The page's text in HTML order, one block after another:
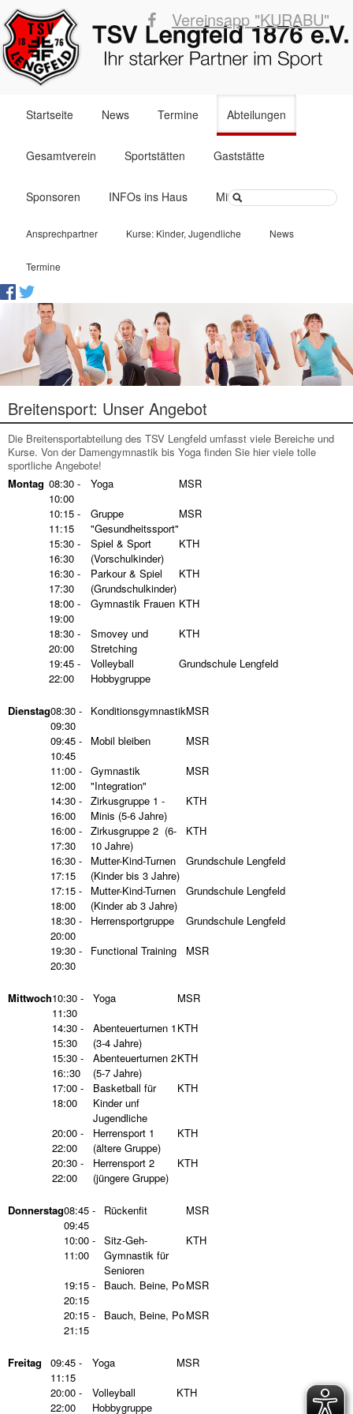
Vereinsapp "KURABU"
überspringen
Startseite News Termine Abteilungen
Gesamtverein Sportstätten Gaststätte
Sponsoren INFOs ins Haus Mitglied werden
Suchbegriffe
überspringen
Ansprechpartner Kurse: Kinder, Jugendliche News
Termine
Breitensport: Unser Angebot
Die Breitensportabteilung des TSV Lengfeld umfasst viele Bereiche und
Kurse. Von der Damengymnastik bis Yoga finden Sie hier viele tolle
sportliche Angebote!
Montag 08:30 -
10:00
Yoga
MSR
10:15 -
11:15
Gruppe
"Gesundheitssport"
MSR
15:30 -
16:30
Spiel & Sport
(Vorschulkinder)
KTH
16:30 -
17:30
Parkour & Spiel
(Grundschulkinder)
KTH
18:00 -
19:00
Gymnastik Frauen KTH
18:30 -
20:00
Smovey und
Stretching
KTH
19:45 -
22:00
Volleyball
Hobbygruppe
Grundschule Lengfeld
Dienstag08:30 -
09:30
KonditionsgymnastikMSR
09:45 -
10:45
Mobil bleiben
MSR
11:00 -
12:00
Gymnastik
"Integration"
MSR
14:30 -
16:00
Zirkusgruppe 1 -
Minis (5-6 Jahre)
KTH
16:00 -
17:30
Zirkusgruppe 2 (6-
10 Jahre)
KTH
16:30 -
17:15
Mutter-Kind-Turnen
(Kinder bis 3 Jahre)
Grundschule Lengfeld
17:15 -
18:00
Mutter-Kind-Turnen
(Kinder ab 3 Jahre)
Grundschule Lengfeld
18:30 -
20:00
Herrensportgruppe
Grundschule Lengfeld
19:30 -
20:30
Functional Training MSR
Mittwoch10:30 -
11:30
Yoga
MSR
14:30 -
15:30
Abenteuerturnen 1
(3-4 Jahre)
KTH
15:30 -
16::30
Abenteuerturnen 2
(5-7 Jahre)
KTH
17:00 -
18:00
Basketball für
Kinder unf
Jugendliche
KTH
20:00 -
22:00
Herrensport 1
(ältere Gruppe)
KTH
20:30 -
22:00
Herrensport 2
(jüngere Gruppe)
KTH
Donnerstag08:45 -
09:45
Rückenfit
MSR
10:00 -
11:00
Sitz-Geh-
Gymnastik für
Senioren
KTH
19:15 -
20:15
Bauch. Beine, PoMSR
20:15 -
21:15
Bauch, Beine, PoMSR
Freitag
09:45 -
11:15
Yoga
MSR
20:00 -
22:00
Volleyball
Hobbygruppe
KTH